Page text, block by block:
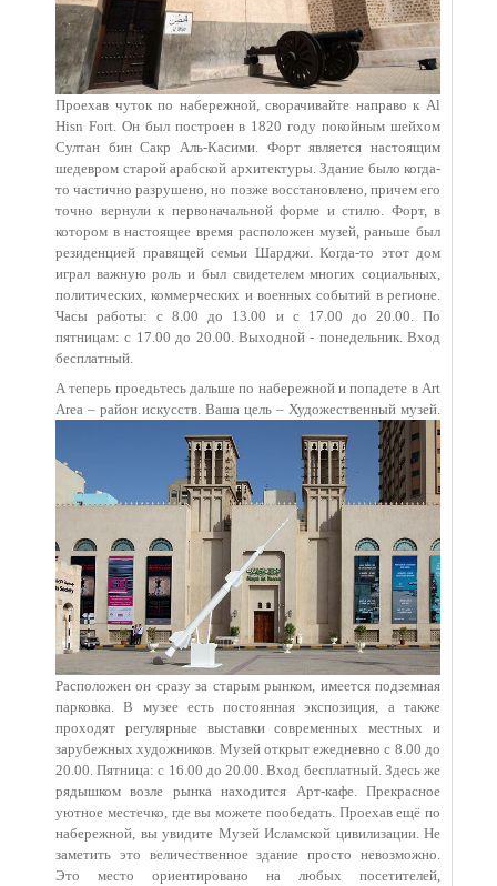
Проехав чуток по набережной, сворачивайте направо к Al
Hisn Fort. Он был построен в 1820 году покойным шейхом
Султан бин Сакр Аль-Касими. Форт является настоящим
шедевром старой арабской архитектуры. Здание было когда-
то частично разрушено, но позже восстановлено, причем его
точно вернули к первоначальной форме и стилю. Форт, в
котором в настоящее время расположен музей, раньше был
резиденцией правящей семьи Шарджи. Когда-то этот дом
играл важную роль и был свидетелем многих социальных,
политических, коммерческих и военных событий в регионе.
Часы работы: с 8.00 до 13.00 и с 17.00 до 20.00. По
пятницам: с 17.00 до 20.00. Выходной - понедельник. Вход
бесплатный.
А теперь проедьтесь дальше по набережной и попадете в Art
Area – район искусств. Ваша цель – Художественный музей.
Расположен он сразу за старым рынком, имеется подземная
парковка. В музее есть постоянная экспозиция, а также
проходят регулярные выставки современных местных и
зарубежных художников. Музей открыт ежедневно с 8.00 до
20.00. Пятница: с 16.00 до 20.00. Вход бесплатный. Здесь же
рядышком возле рынка находится Арт-кафе. Прекрасное
уютное местечко, где вы можете пообедать. Проехав ещё по
набережной, вы увидите Музей Исламской цивилизации. Не
заметить это величественное здание просто невозможно.
Это место ориентировано на любых посетителей,